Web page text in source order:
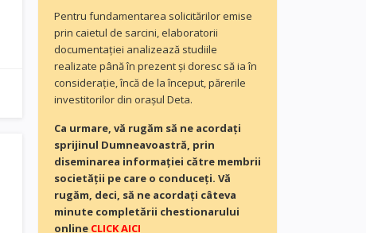
Pentru fundamentarea solicitărilor emise
prin caietul de sarcini, elaboratorii
documentaţiei analizează studiile
realizate până în prezent și doresc să ia în
consideraţie, încă de la început, părerile
investitorilor din orașul Deta.
Ca urmare, vă rugăm să ne acordaţi
sprijinul Dumneavoastră, prin
diseminarea informației către membrii
societății pe care o conduceți. Vă
rugăm, deci, să ne acordați câteva
minute completării chestionarului
online CLICK AICI